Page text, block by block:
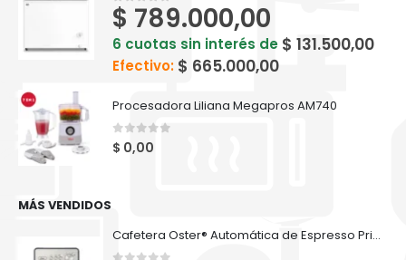
0out of 5
$ 789.000,00
6 cuotas sin interés de $ 131.500,00
Efectivo: $ 665.000,00
Procesadora Liliana Megapros AM740
0 out of 5
$ 0,00
MÁS VENDIDOS
Cafetera Oster® Automática de Espresso PrimaLatte Acero Inox BVSTEM6604SS